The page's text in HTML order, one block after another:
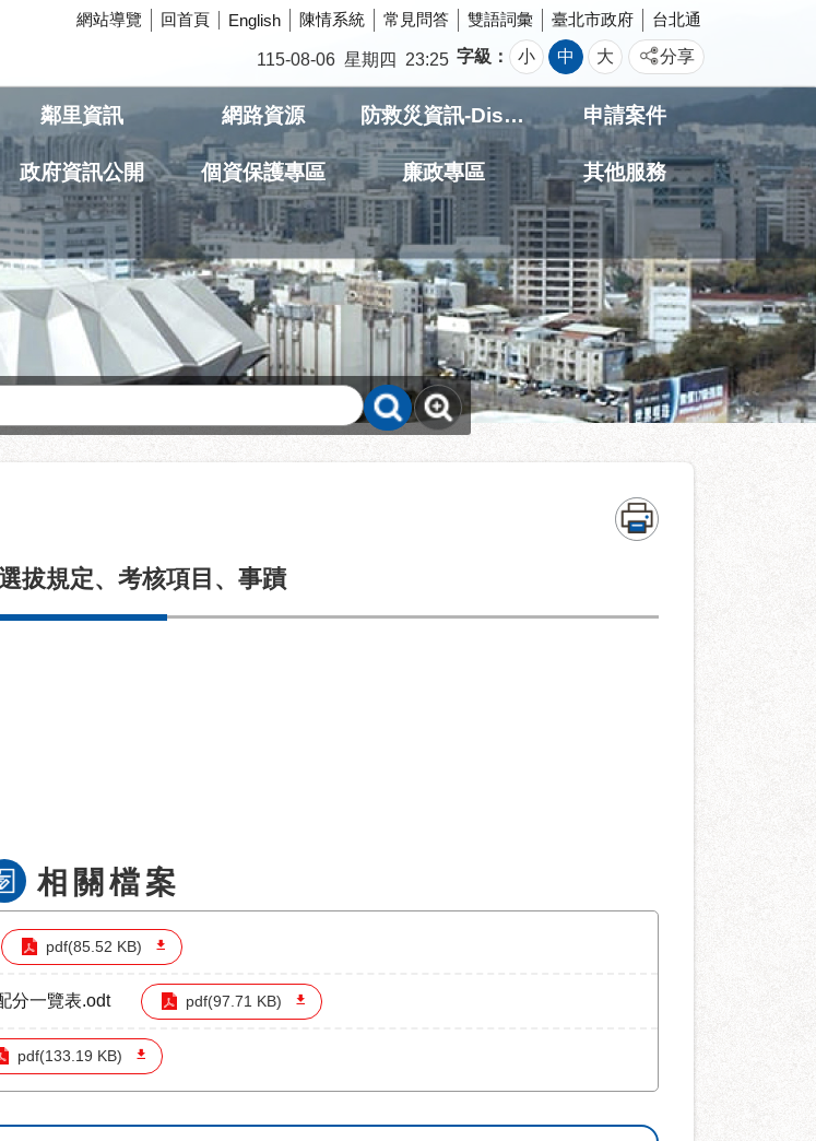
網站導覽 回首頁 English 陳情系統 常見問答 雙語詞彙 臺北市政府 台北通
115-08-06 星期四 23:25 字級 小 中 大 分享
鄰里資訊 網路資源 防救災資訊-Disaster prevention Information 申請案件
政府資訊公開 個資保護專區 廉政專區 其他服務
拔規定、考核項目、事蹟
相關檔案
pdf(85.52 KB)
分一覽表.odt pdf(97.71 KB)
pdf(133.19 KB)